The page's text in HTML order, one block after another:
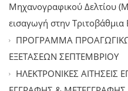
Μηχανογραφικού Δελτίου
εισαγωγή στην Τριτοβάθμια
ΠΡΟΓΡΑΜΜΑ
ΕΞΕΤΑΣΕΩΝ ΣΕΠΤΕΜΒΡΙΟΥ
ΗΛΕΚΤΡΟΝΙΚΕΣ